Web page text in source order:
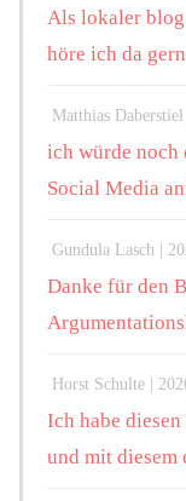
Als lokaler blog
höre ich da
Matthias Daberstiel
ich würde noch
Social Media
Gundula Lasch |
Danke für den
Horst Schulte |
Ich habe
und mit diesem